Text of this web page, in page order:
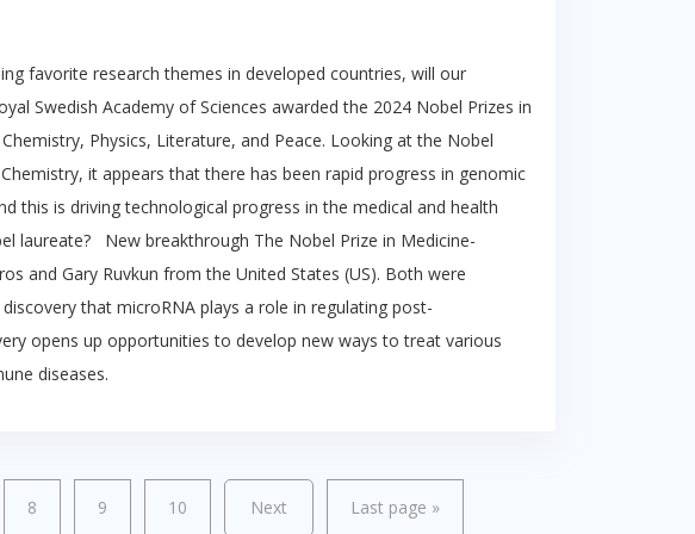
favorite research themes in developed countries, will our
Swedish Academy of Sciences awarded the 2024 Nobel Prizes in
Physics, Literature, and Peace. Looking at the Nobel
it appears that there has been rapid progress in genomic
this is driving technological progress in the medical and health
laureate? New breakthrough The Nobel Prize in Medicine-
and Gary Ruvkun from the United States (US). Both were
that microRNA plays a role in regulating post-
opens up opportunities to develop new ways to treat various
diseases.
8 9 10 Next Last page »